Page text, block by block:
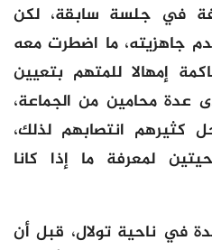
في جلسة سابقة، لكن
جاهزيته، ما اضطرت معه
إمهالا للمتهم بتعيين
عدة محامين من الجماعة،
كثيرهم انتصابهم لذلك،
لمعرفة ما إذا كانا
في ناحية تولال، قبل أن